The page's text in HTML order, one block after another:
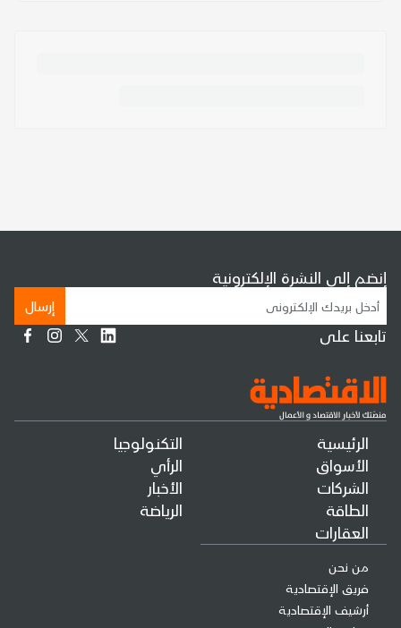
الرئيسية
الأسواق
الشركات
الطاقة
العقارات
التكنولوجيا
الرأي
الأخبار
الرياضة
من نحن
فريق الإقتصادية
أرشيف الإقتصادية
إنضم إلى النشرة الإلكترونية
إرسال
تابعنا على